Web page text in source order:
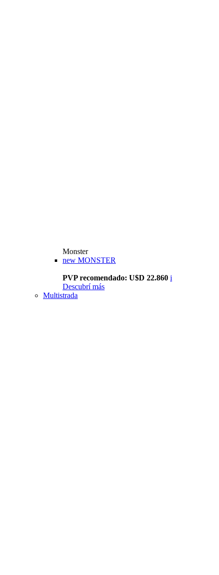
Monster
new MONSTER
PVP recomendado: U$D 22.860 i
Descubrí más
Multistrada